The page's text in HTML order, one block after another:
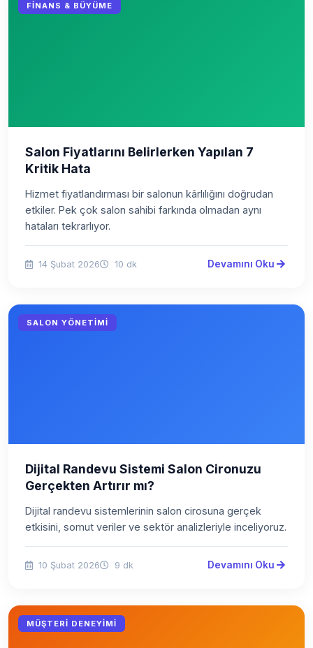
FINANS & BÜYÜME
Salon Fiyatlarını Belirlerken Yapılan 7
Kritik Hata
Hizmet fiyatlandırması bir salonun kârlılığını doğrudan
etkiler. Pek çok salon sahibi farkında olmadan aynı
hataları tekrarlıyor.
14 Şubat 2026 10 dk Devamını Oku
SALON YÖNETIMI
Dijital Randevu Sistemi Salon Cironuzu
Gerçekten Artırır mı?
Dijital randevu sistemlerinin salon cirosuna gerçek
etkisini, somut veriler ve sektör analizleriyle inceliyoruz.
10 Şubat 2026 9 dk Devamını Oku
MÜŞTERI DENEYIMI